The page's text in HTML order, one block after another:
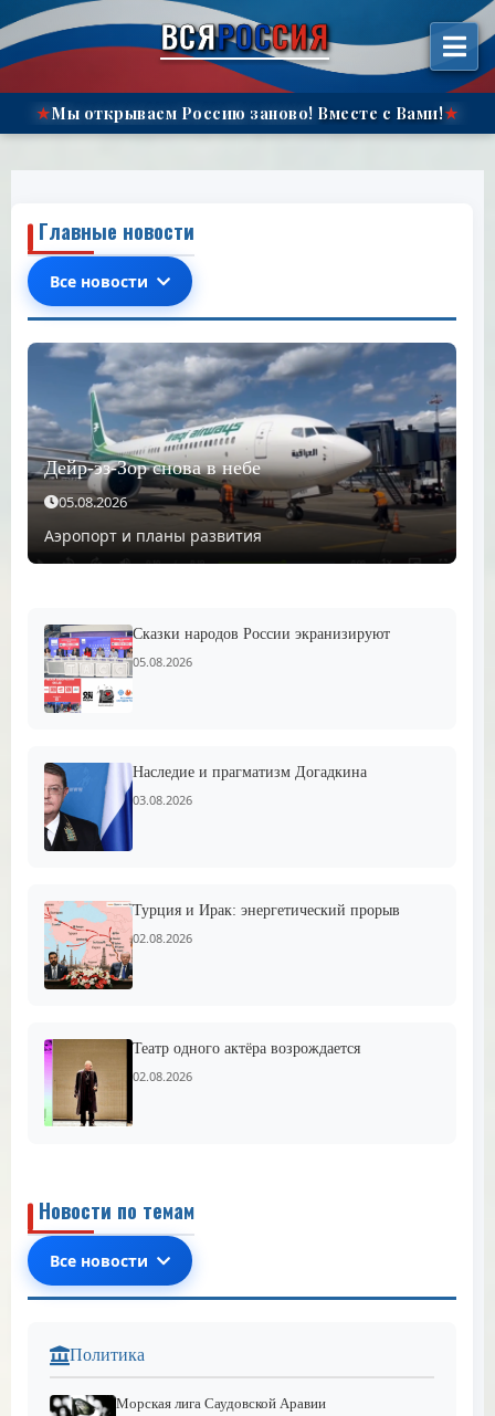
إلى
ВСЯРОССИЯ
★Мы открываем Россию заново! Вместе с Вами!★
Главные новости
Все новости
Дейр-эз-Зор снова в небе
05.08.2026
Аэропорт и планы развития
Сказки народов России экранизируют
05.08.2026
Наследие и прагматизм Догадкина
03.08.2026
Турция и Ирак: энергетический прорыв
02.08.2026
Театр одного актёра возрождается
02.08.2026
Новости по темам
Все новости
Политика
Морская лига Саудовской Аравии